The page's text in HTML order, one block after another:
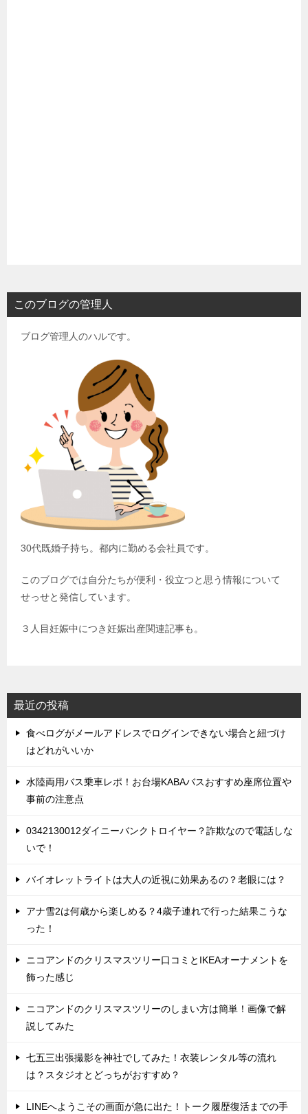
このブログの管理人
ブログ管理人のハルです。
30代既婚子持ち。都内に勤める会社員です。
このブログでは自分たちが便利・役立つと思う情報について
せっせと発信しています。
３人目妊娠中につき妊娠出産関連記事も。
最近の投稿
食べログがメールアドレスでログインできない場合と紐づけ
はどれがいいか
水陸両用バス乗車レポ！お台場KABAバスおすすめ座席位置や
事前の注意点
0342130012ダイニーバンクトロイヤー？詐欺なので電話しな
いで！
バイオレットライトは大人の近視に効果あるの？老眼には？
アナ雪2は何歳から楽しめる？4歳子連れで行った結果こうな
った！
ニコアンドのクリスマスツリー口コミとIKEAオーナメントを
飾った感じ
ニコアンドのクリスマスツリーのしまい方は簡単！画像で解
説してみた
七五三出張撮影を神社でしてみた！衣装レンタル等の流れ
は？スタジオとどっちがおすすめ？
LINEへようこその画面が急に出た！トーク履歴復活までの手